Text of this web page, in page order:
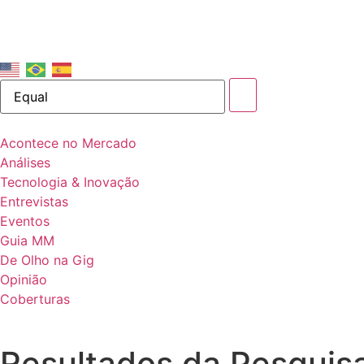
Acontece no Mercado
Análises
Tecnologia & Inovação
Entrevistas
Eventos
Guia MM
De Olho na Gig
Opinião
Coberturas